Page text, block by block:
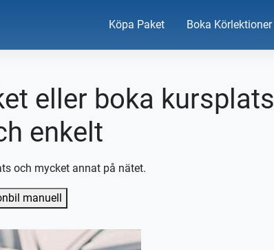
Köpa Paket Boka Körlektioner
eller boka kursplats
enkelt
och mycket annat på nätet.
manuell